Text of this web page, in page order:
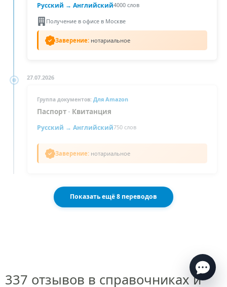
Русский → Английский4000 слов
Получение в офисе в Москве
Заверение:нотариальное
27.07.2026
Группа документов: Для Amazon
Паспорт• Квитанция
Русский → Английский750 слов
Заверение:нотариальное
Показать ещё 8 переводов
337 отзывов в справочниках и
Есть вопросы по переводу?
Ответим в течение нескольких минутв рабочее